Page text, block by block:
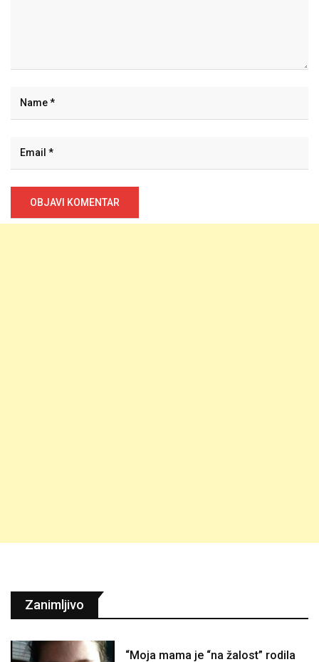
Zanimljivo
“Moja mama je “na žalost” rodila